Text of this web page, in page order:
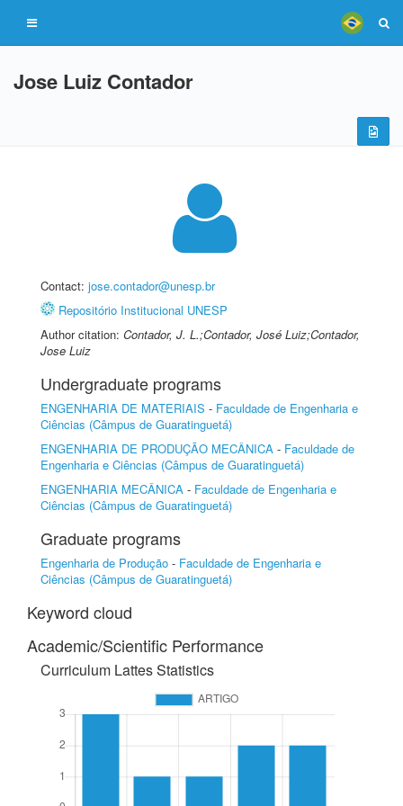
Jose Luiz Contador
Contact: jose.contador@unesp.br
Repositório Institucional UNESP
Author citation: Contador, J. L.;Contador, José Luiz;Contador,
Jose Luiz
Undergraduate programs
ENGENHARIA DE MATERIAIS - Faculdade de Engenharia e
Ciências (Câmpus de Guaratinguetá)
ENGENHARIA DE PRODUÇÃO MECÂNICA - Faculdade de
Engenharia e Ciências (Câmpus de Guaratinguetá)
ENGENHARIA MECÂNICA - Faculdade de Engenharia e
Ciências (Câmpus de Guaratinguetá)
Graduate programs
Engenharia de Produção - Faculdade de Engenharia e
Ciências (Câmpus de Guaratinguetá)
Keyword cloud
Academic/Scientific Performance
Curriculum Lattes Statistics